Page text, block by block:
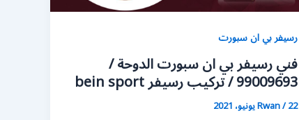
رسيفر بي ان سبورت
فني رسيفر بي ان سبورت الدوحة /
99009693 / تركيب رسيفر bein sport
Rwan/22 يونيو، 2021